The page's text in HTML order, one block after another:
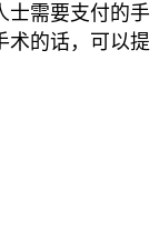
士需要支付的手
术的话，可以提